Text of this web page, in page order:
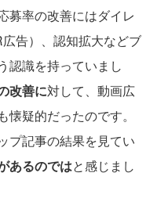
募率の改善にはダイレ
告）、認知拡大などブ
認識を持っていまし
改善に対して、動画広
疑的だったのです。
プ記事の結果を見てい
あるのではと感じまし